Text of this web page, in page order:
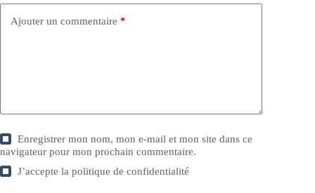
Ajouter un commentaire *
Enregistrer mon nom, mon e-mail et mon site dans ce
navigateur pour mon prochain commentaire.
J’accepte lapolitique de confidentialité